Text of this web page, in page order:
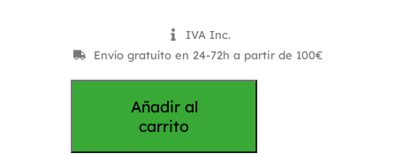
IVA Inc.
Envío gratuíto en 24-72h a partir de 100€
Añadir al
carrito